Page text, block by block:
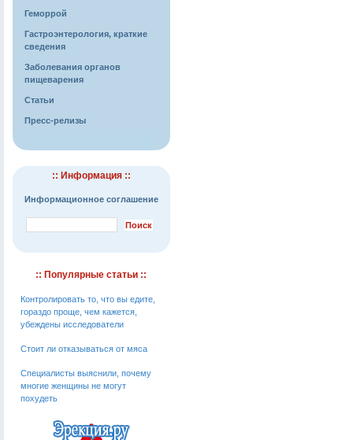
Геморрой
Гастроэнтерология, краткие
сведения
Заболевания органов
пищеварения
Статьи
Пресс-релизы
:: Информация ::
Информационное соглашение
:: Популярные статьи ::
Контролировать то, что вы едите,
гораздо проще, чем кажется,
убеждены исследователи
Стоит ли отказываться от мяса
Специалисты выяснили, почему
многие женщины не могут
похудеть